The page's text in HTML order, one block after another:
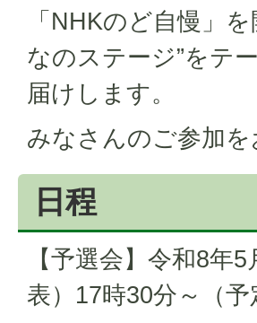
「NHKのど自慢」
なのステージ”をテ
届けします。
みなさんのご参加
日程
【予選会】令和8年
表）17時30分～（予